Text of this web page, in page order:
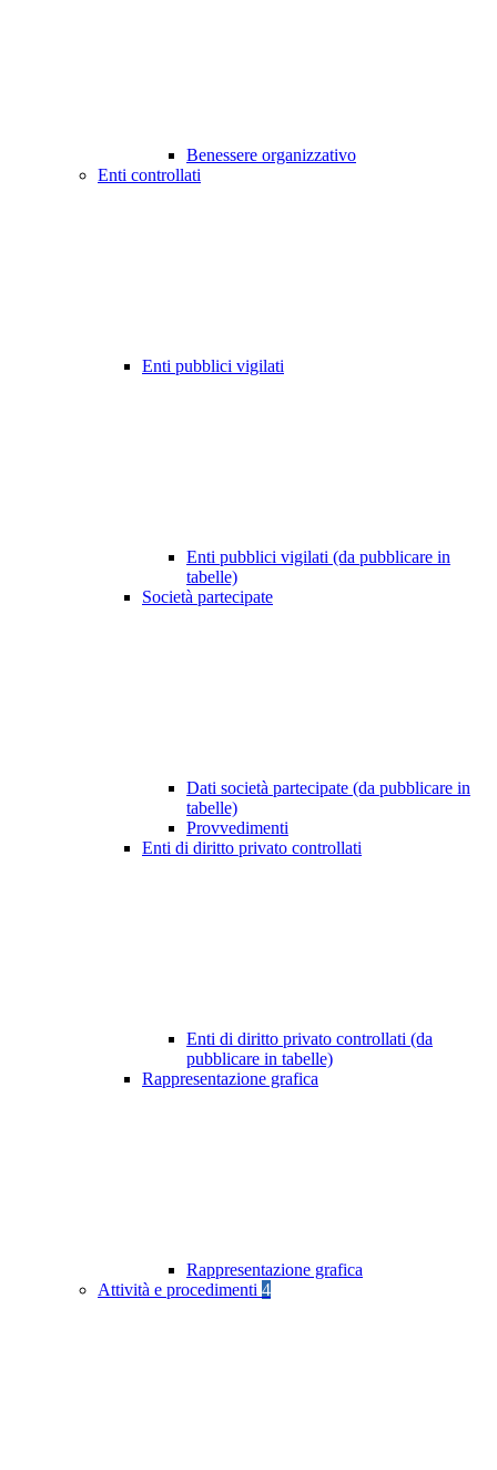
Benessere organizzativo
Enti controllati
Enti pubblici vigilati
Enti pubblici vigilati (da pubblicare in
tabelle)
Società partecipate
Dati società partecipate (da pubblicare in
tabelle)
Provvedimenti
Enti di diritto privato controllati
Enti di diritto privato controllati (da
pubblicare in tabelle)
Rappresentazione grafica
Rappresentazione grafica
Attività e procedimenti 4